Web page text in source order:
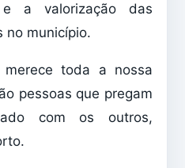
a valorização das
no município.
merece toda a nossa
pessoas que pregam
com os outros,